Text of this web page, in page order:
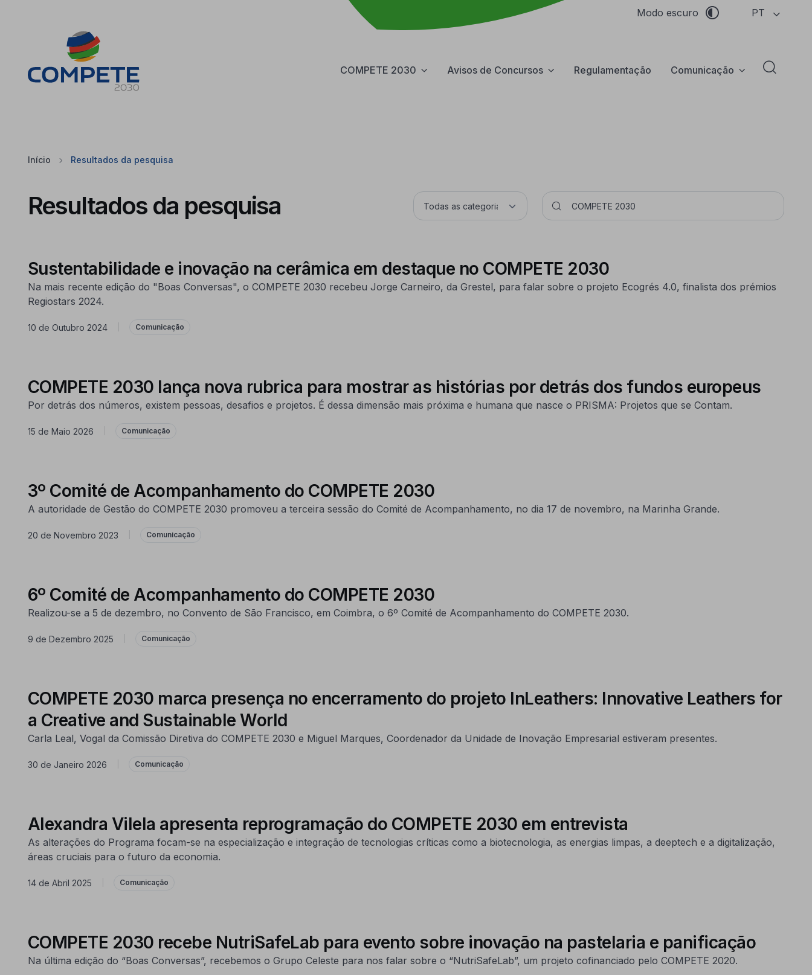
Modo escuro PT
COMPETE 2030 Avisos de Concursos Regulamentação Comunicação Abrir
Início Resultados da pesquisa
Resultados da pesquisa
Sustentabilidade e inovação na cerâmica em destaque no COMPETE 2030
Na mais recente edição do "Boas Conversas", o COMPETE 2030 recebeu Jorge Carneiro, da Grestel, para falar sobre o projeto Ecogrés 4.0, finalista dos prémios
Regiostars 2024.
10 de Outubro 2024 Comunicação
COMPETE 2030 lança nova rubrica para mostrar as histórias por detrás dos fundos europeus
Por detrás dos números, existem pessoas, desafios e projetos. É dessa dimensão mais próxima e humana que nasce o PRISMA: Projetos que se Contam.
15 de Maio 2026 Comunicação
3º Comité de Acompanhamento do COMPETE 2030
A autoridade de Gestão do COMPETE 2030 promoveu a terceira sessão do Comité de Acompanhamento, no dia 17 de novembro, na Marinha Grande.
20 de Novembro 2023 Comunicação
6º Comité de Acompanhamento do COMPETE 2030
Realizou-se a 5 de dezembro, no Convento de São Francisco, em Coimbra, o 6º Comité de Acompanhamento do COMPETE 2030.
9 de Dezembro 2025 Comunicação
COMPETE 2030 marca presença no encerramento do projeto InLeathers: Innovative Leathers for
a Creative and Sustainable World
Carla Leal, Vogal da Comissão Diretiva do COMPETE 2030 e Miguel Marques, Coordenador da Unidade de Inovação Empresarial estiveram presentes.
30 de Janeiro 2026 Comunicação
Alexandra Vilela apresenta reprogramação do COMPETE 2030 em entrevista
As alterações do Programa focam-se na especialização e integração de tecnologias críticas como a biotecnologia, as energias limpas, a deeptech e a digitalização,
áreas cruciais para o futuro da economia.
14 de Abril 2025 Comunicação
COMPETE 2030 recebe NutriSafeLab para evento sobre inovação na pastelaria e panificação
Na última edição do “Boas Conversas”, recebemos o Grupo Celeste para nos falar sobre o “NutriSafeLab”, um projeto cofinanciado pelo COMPETE 2020.